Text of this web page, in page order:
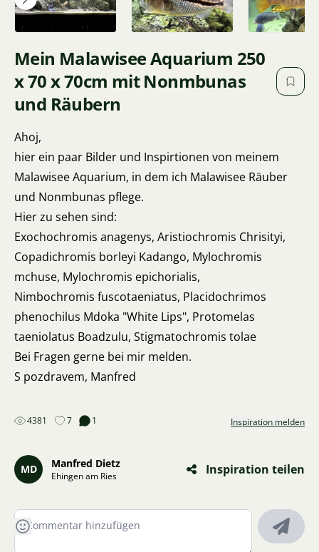
Mein Malawisee Aquarium 250
x 70 x 70cm mit Nonmbunas
und Räubern
Ahoj,
hier ein paar Bilder und Inspirtionen von meinem
Malawisee Aquarium, in dem ich Malawisee Räuber
und Nonmbunas pflege.
Hier zu sehen sind:
Exochochromis anagenys, Aristiochromis Chrisityi,
Copadichromis borleyi Kadango, Mylochromis
mchuse, Mylochromis epichorialis,
Nimbochromis fuscotaeniatus, Placidochrimos
phenochilus Mdoka "White Lips", Protomelas
taeniolatus Boadzulu, Stigmatochromis tolae
Bei Fragen gerne bei mir melden.
S pozdravem, Manfred
4381 7 1 Inspiration melden
MD Manfred Dietz
Ehingen am Ries Inspiration teilen